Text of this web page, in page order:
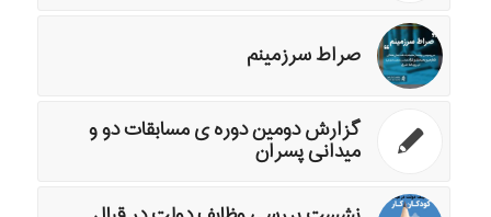
صراط سرزمینم
گزارش دومین دوره ی مسابقات دو و
میدانی پسران